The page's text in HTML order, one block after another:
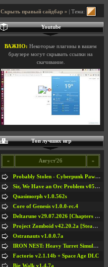
Скрыть правый сайдбар » | Тема:
Youtube
ВАЖНО: Некоторые плагины в вашем
браузере могут скрывать ссылки на
скачивание.
Топ лучших игр
« Август'26 »
Probably Stolen - Cyberpunk Pawnshop Simulator v048c [Playtest]
Sir, We Have an Orc Problem v05.08.2026
Quasimorph v1.0.562s
Core of Genesis v1.0.0-rc.4
Deltarune v29.07.2026 [Chapters 1-5] / + RUS [Chapters 1-5]
Project Zomboid v42.20.2a [Steam Early Access]
Ostranauts v1.0.0.7a
IRON NEST: Heavy Turret Simulator v1.0a
Factorio v2.1.14b + Space Age DLC
Big Walk v1.4.7a